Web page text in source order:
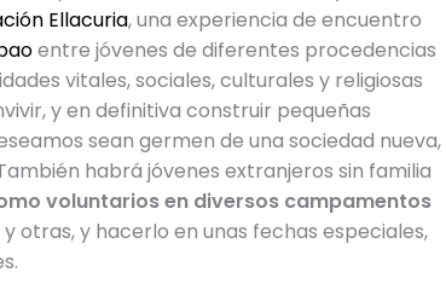
Ellacuria, una experiencia de encuentro
entre jóvenes de diferentes procedencias
vitales, sociales, culturales y religiosas
y en definitiva construir pequeñas
sean germen de una sociedad nueva,
habrá jóvenes extranjeros sin familia
voluntarios en diversos campamentos
otras, y hacerlo en unas fechas especiales,